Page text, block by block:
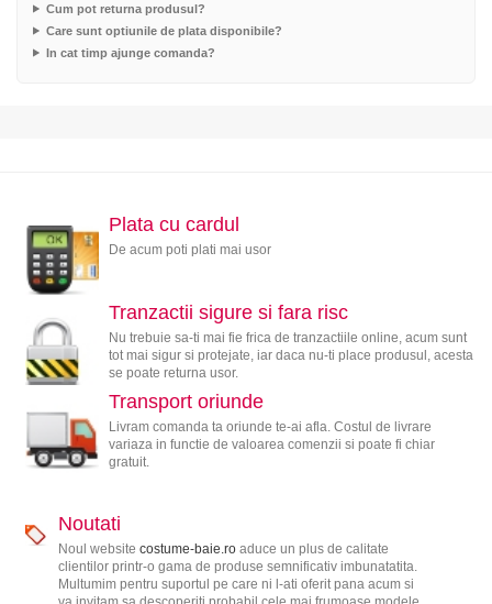
Cum pot returna produsul?
Care sunt optiunile de plata disponibile?
In cat timp ajunge comanda?
Plata cu cardul
De acum poti plati mai usor
Tranzactii sigure si fara risc
Nu trebuie sa-ti mai fie frica de tranzactiile online, acum sunt
tot mai sigur si protejate, iar daca nu-ti place produsul, acesta
se poate returna usor.
Transport oriunde
Livram comanda ta oriunde te-ai afla. Costul de livrare
variaza in functie de valoarea comenzii si poate fi chiar
gratuit.
Noutati
Noul website costume-baie.roaduce un plus de calitate
clientilor printr-o gama de produse semnificativ imbunatatita.
Multumim pentru suportul pe care ni l-ati oferit pana acum si